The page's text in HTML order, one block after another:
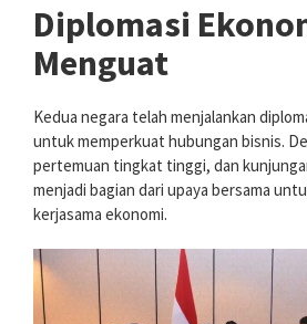
Diplomasi
Menguat
Kedua negara telah menjalankan
untuk memperkuat hubungan bisnis.
pertemuan tingkat tinggi, dan
menjadi bagian dari upaya bersama
kerjasama ekonomi.